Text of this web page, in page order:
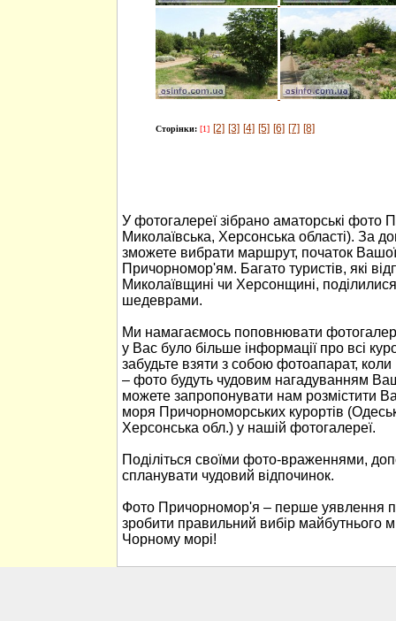
Сторінки: [1] [2] [3] [4] [5] [6] [7] [8]
У фотогалереї зібрано аматорські фото
Миколаївська, Херсонська області). За
зможете вибрати маршрут, початок
Причорномор'ям. Багато туристів, які
Миколаївщині чи Херсонщині,
шедеврами.
Ми намагаємось поповнювати
у Вас було більше інформації про всі
забудьте взяти з собою фотоапарат,
– фото будуть чудовим нагадуванням
можете запропонувати нам розмістити
моря Причорноморських курортів
Херсонська обл.) у нашій фотогалереї.
Поділіться своїми фото-враженнями,
спланувати чудовий відпочинок.
Фото Причорномор'я – перше уявлення
зробити правильний вибір майбутнього
Чорному морі!